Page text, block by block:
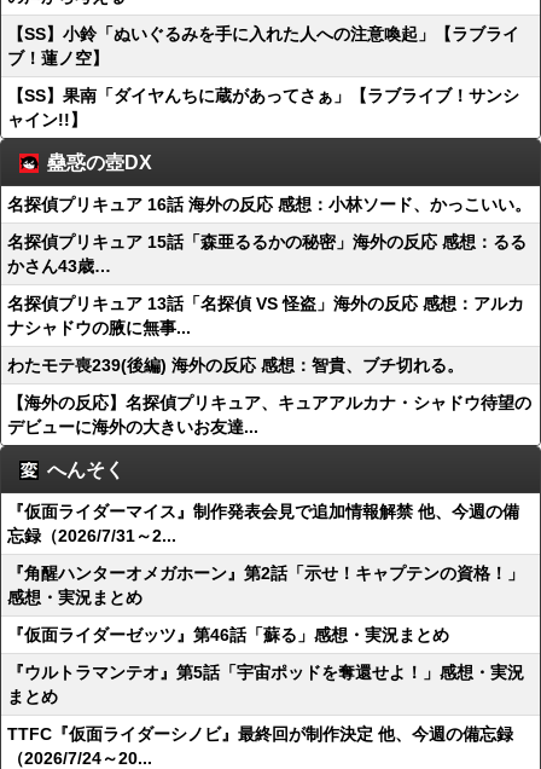
【SS】小鈴「ぬいぐるみを手に入れた人への注意喚起」【ラブライ
ブ！蓮ノ空】
【SS】果南「ダイヤんちに蔵があってさぁ」【ラブライブ！サンシ
ャイン!!】
蠱惑の壺DX
名探偵プリキュア 16話 海外の反応 感想：小林ソード、かっこいい。
名探偵プリキュア 15話「森亜るるかの秘密」海外の反応 感想：るる
かさん43歳…
名探偵プリキュア 13話「名探偵 VS 怪盗」海外の反応 感想：アルカ
ナシャドウの腋に無事...
わたモテ喪239(後編) 海外の反応 感想：智貴、ブチ切れる。
【海外の反応】名探偵プリキュア、キュアアルカナ・シャドウ待望の
デビューに海外の大きいお友達...
へんそく
『仮面ライダーマイス』制作発表会見で追加情報解禁 他、今週の備
忘録（2026/7/31～2...
『角醒ハンターオメガホーン』第2話「示せ！キャプテンの資格！」
感想・実況まとめ
『仮面ライダーゼッツ』第46話「蘇る」感想・実況まとめ
『ウルトラマンテオ』第5話「宇宙ポッドを奪還せよ！」感想・実況
まとめ
TTFC『仮面ライダーシノビ』最終回が制作決定 他、今週の備忘録
（2026/7/24～20...